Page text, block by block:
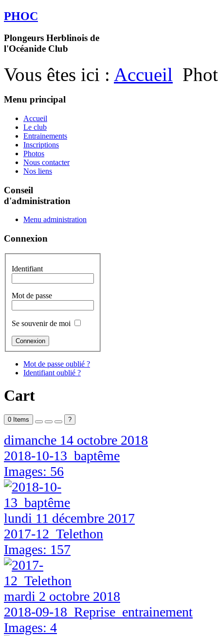
PHOC
Plongeurs Herblinois de
l'Océanide Club
Vous êtes ici : Accueil
Menu principal
Accueil
Le club
Entrainements
Inscriptions
Photos
Nous contacter
Nos liens
Conseil
d'administration
Menu administration
Connexion
Identifiant
Mot de passe
Se souvenir de moi
Mot de passe oublié ?
Identifiant oublié ?
Cart
0 Items ?
dimanche 14 octobre 2018
2018-10-13_baptême
Images: 56
lundi 11 décembre 2017
2017-12_Telethon
Images: 157
mardi 2 octobre 2018
2018-09-18_Reprise_entrainement
Images: 4